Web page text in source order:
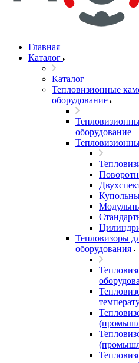
Главная
Каталог
Каталог
Тепловизионные
оборудование
оборудование
Тепловизоры
оборудования